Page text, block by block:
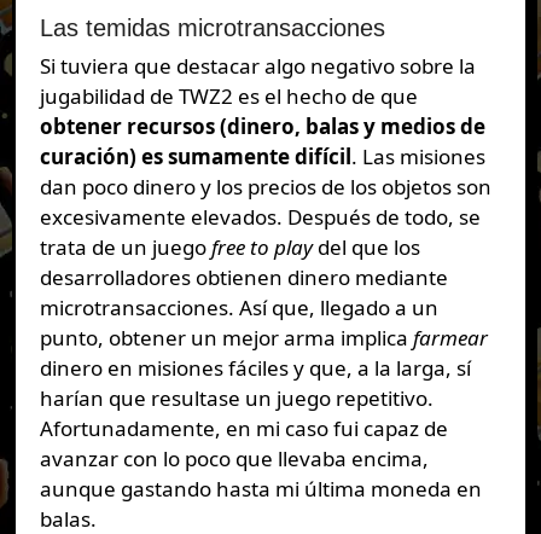
Las temidas microtransacciones
Si tuviera que destacar algo negativo sobre la
jugabilidad de TWZ2 es el hecho de que
obtener recursos (dinero, balas y medios de
curación) es sumamente difícil. Las misiones
dan poco dinero y los precios de los objetos son
excesivamente elevados. Después de todo, se
trata de un juegofree to playdel que los
desarrolladores obtienen dinero mediante
microtransacciones. Así que, llegado a un
punto, obtener un mejor arma implica farmear
dinero en misiones fáciles y que, a la larga, sí
harían que resultase un juego repetitivo.
Afortunadamente, en mi caso fui capaz de
avanzar con lo poco que llevaba encima,
aunque gastando hasta mi última moneda en
balas.